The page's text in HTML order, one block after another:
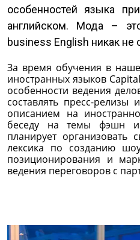
особенностей языка
английском. Мода –
business English никак не
За время обучения в
иностранных языков
особенности ведения
составлять пресс-
описанием на
беседу на темы фэшн и
планирует организовать
лексика по созданию
позиционирования и
ведения переговоров с